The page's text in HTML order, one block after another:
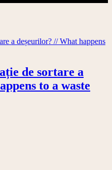
de sortare a
to a waste